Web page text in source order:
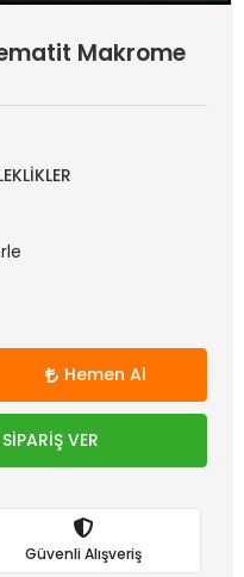
Makrome
Hemen Al
VER
Güvenli Alışveriş